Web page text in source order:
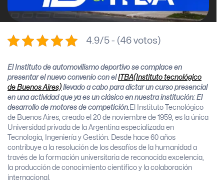
4.9/5 - (46 votos)
El Instituto de automovilismo deportivo se complace en
presentar el nuevo convenio con elITBA(Instituto tecnológico
de Buenos Aires) llevado a cabo para dictar un curso presencial
en una actividad que ya es un clásico en nuestra institución: El
desarrollo de motores de competición. El Instituto Tecnológico
de Buenos Aires, creado el 20 de noviembre de 1959, es la única
Universidad privada de la Argentina especializada en
Tecnología, Ingeniería y Gestión. Desde hace 60 años
contribuye a la resolución de los desafíos de la humanidad a
través de la formación universitaria de reconocida excelencia,
la producción de conocimiento científico y la colaboración
internacional.